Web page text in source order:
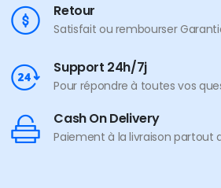
Retour
Satisfait ou rembourser
Support 24h/7j
Pour répondre à toutes vos
Cash On Delivery
Paiement à la livraison partout